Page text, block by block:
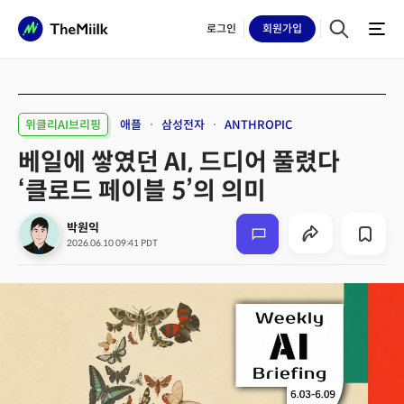
로그인 회원가입
위클리AI브리핑 애플 삼성전자 ANTHROPIC
베일에 쌓였던 AI, 드디어 풀렸다
‘클로드 페이블 5’의 의미
박원익
2026.06.10 09:41 PDT